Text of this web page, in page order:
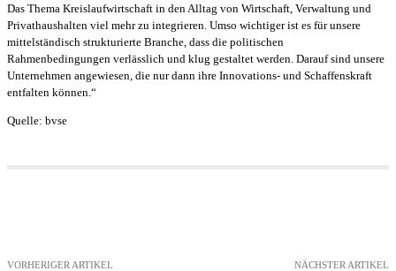
Das Thema Kreislaufwirtschaft in den Alltag von Wirtschaft, Verwaltung und
Privathaushalten viel mehr zu integrieren. Umso wichtiger ist es für unsere
mittelständisch strukturierte Branche, dass die politischen
Rahmenbedingungen verlässlich und klug gestaltet werden. Darauf sind unsere
Unternehmen angewiesen, die nur dann ihre Innovations- und Schaffenskraft
entfalten können.“
Quelle: bvse
VORHERIGER ARTIKEL NÄCHSTER ARTIKEL